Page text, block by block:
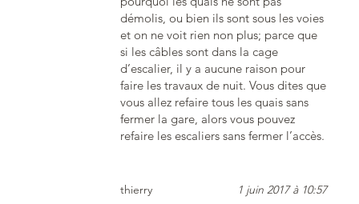
démolis, ou bien ils sont sous les voies
et on ne voit rien non plus; parce que
si les câbles sont dans la cage
d’escalier, il y a aucune raison pour
faire les travaux de nuit. Vous dites que
vous allez refaire tous les quais sans
fermer la gare, alors vous pouvez
refaire les escaliers sans fermer l’accès.
thierry 1 juin 2017 à 10:57